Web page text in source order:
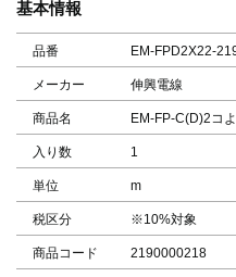
基本情報
品番 EM-FPD2X22-
メーカー 伸興電線
商品名 EM-FP-C(D)2コ
入り数 1
単位 m
税区分 ※10%対象
商品コード 2190000218